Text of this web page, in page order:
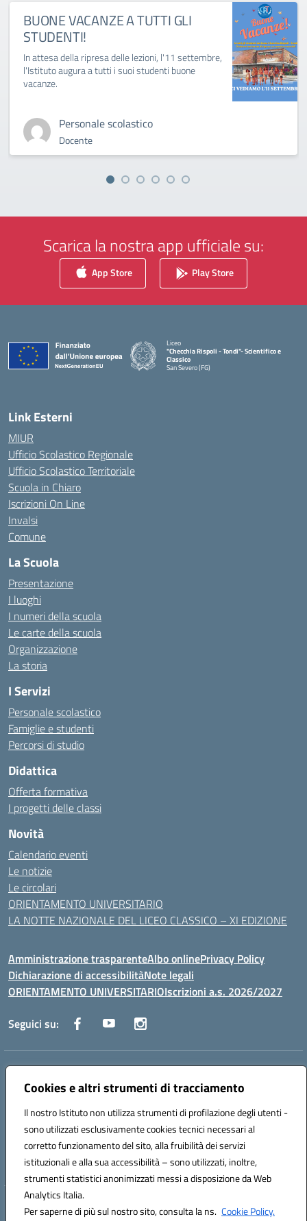
Cookies e altri strumenti di tracciamento
Il nostro Istituto non utilizza strumenti di profilazione degli utenti -
sono utilizzati esclusivamente cookies tecnici necessari al
corretto funzionamento del sito, alla fruibilità dei servizi
istituzionali e alla sua accessibilità – sono utilizzati, inoltre,
strumenti statistici anonimizzati messi a disposizione da Web
Analytics Italia.
Per saperne di più sul nostro sito, consulta la ns. Cookie Policy.
BUONE VACANZE A TUTTI GLI
STUDENTI!
In attesa della ripresa delle lezioni, l'11 settembre,
l'Istituto augura a tutti i suoi studenti buone
vacanze.
Personale scolastico
Docente
Scarica la nostra app ufficiale su:
App Store Play Store
Liceo
"Checchia Rispoli - Tondi"- Scientifico e
Classico
San Severo (FG)
Link Esterni
MIUR
Ufficio Scolastico Regionale
Ufficio Scolastico Territoriale
Scuola in Chiaro
Iscrizioni On Line
Invalsi
Comune
La Scuola
Presentazione
I luoghi
I numeri della scuola
Le carte della scuola
Organizzazione
La storia
I Servizi
Personale scolastico
Famiglie e studenti
Percorsi di studio
Didattica
Offerta formativa
I progetti delle classi
Novità
Calendario eventi
Le notizie
Le circolari
ORIENTAMENTO UNIVERSITARIO
LA NOTTE NAZIONALE DEL LICEO CLASSICO – XI EDIZIONE
Amministrazione trasparenteAlbo onlinePrivacy Policy
Dichiarazione di accessibilitàNote legali
ORIENTAMENTO UNIVERSITARIOIscrizioni a.s. 2026/2027
Seguici su:
Indirizzo:
Centralino:0882 331218 Email:fgps210002@istruzione.it
Codice fiscale: 93071630714
Codice meccanografico:
FGPS210002
Codice unico di fatturazione (CUF): UF7W9K
Hosting & Powered by 3D Solution S.r.l.